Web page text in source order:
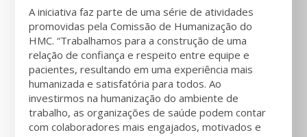
A iniciativa faz parte de uma série de atividades
promovidas pela Comissão de Humanização do
HMC. “Trabalhamos para a construção de uma
relação de confiança e respeito entre equipe e
pacientes, resultando em uma experiência mais
humanizada e satisfatória para todos. Ao
investirmos na humanização do ambiente de
trabalho, as organizações de saúde podem contar
com colaboradores mais engajados, motivados e